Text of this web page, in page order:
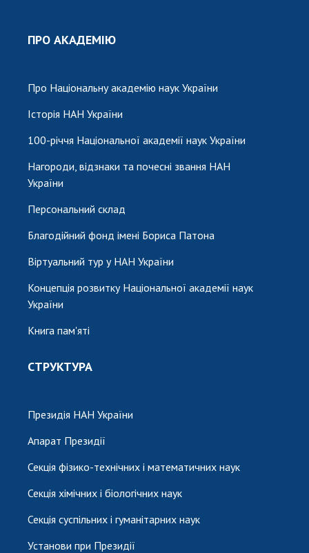
ПРО АКАДЕМІЮ
Про Національну академію наук України
Історія НАН України
100-річчя Національної академії наук України
Нагороди, відзнаки та почесні звання НАН
України
Персональний склад
Благодійний фонд імені Бориса Патона
Віртуальний тур у НАН України
Концепція розвитку Національної академії наук
України
Книга пам'яті
СТРУКТУРА
Президія НАН України
Апарат Президії
Секція фізико-технічних і математичних наук
Секція хімічних і біологічних наук
Секція суспільних і гуманітарних наук
Установи при Президії